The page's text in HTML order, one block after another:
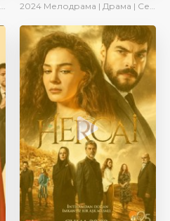
2024 Мелодрама | Драма | Сериалы 2024